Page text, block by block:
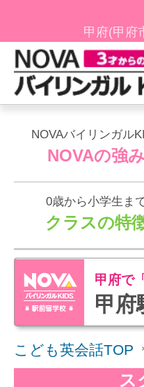
甲府(甲府
NOVAバイリンガル
NOVAの強み
0歳から小学生ま
クラスの特
甲府
甲府で
こども英会話TOP
ス